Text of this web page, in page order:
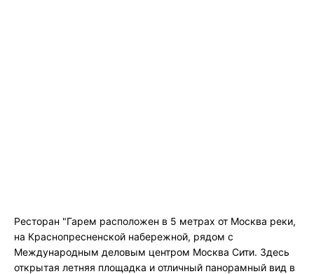
Ресторан "Гарем расположен в 5 метрах от Москва реки,
на Краснопресненской набережной, рядом с
Международным деловым центром Москва Сити. Здесь
открытая летняя площадка и отличный панорамный вид в